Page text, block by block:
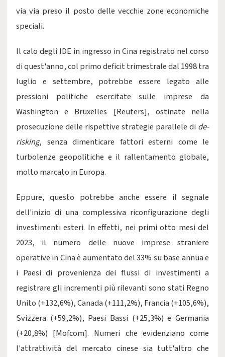
via via preso il posto delle vecchie zone economiche
speciali.
Il calo degli IDE in ingresso in Cina registrato nel corso
di quest'anno, col primo deficit trimestrale dal 1998 tra
luglio e settembre, potrebbe essere legato alle
pressioni politiche esercitate sulle imprese da
Washington e Bruxelles [Reuters], ostinate nella
prosecuzione delle rispettive strategie parallele di de-
risking, senza dimenticare fattori esterni come le
turbolenze geopolitiche e il rallentamento globale,
molto marcato in Europa.
Eppure, questo potrebbe anche essere il segnale
dell'inizio di una complessiva riconfigurazione degli
investimenti esteri. In effetti, nei primi otto mesi del
2023, il numero delle nuove imprese straniere
operative in Cina è aumentato del 33% su base annua e
i Paesi di provenienza dei flussi di investimenti a
registrare gli incrementi più rilevanti sono stati Regno
Unito (+132,6%), Canada (+111,2%), Francia (+105,6%),
Svizzera (+59,2%), Paesi Bassi (+25,3%) e Germania
(+20,8%) [Mofcom]. Numeri che evidenziano come
l'attrattività del mercato cinese sia tutt'altro che